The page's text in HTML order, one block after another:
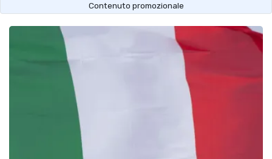
Contenuto promozionale